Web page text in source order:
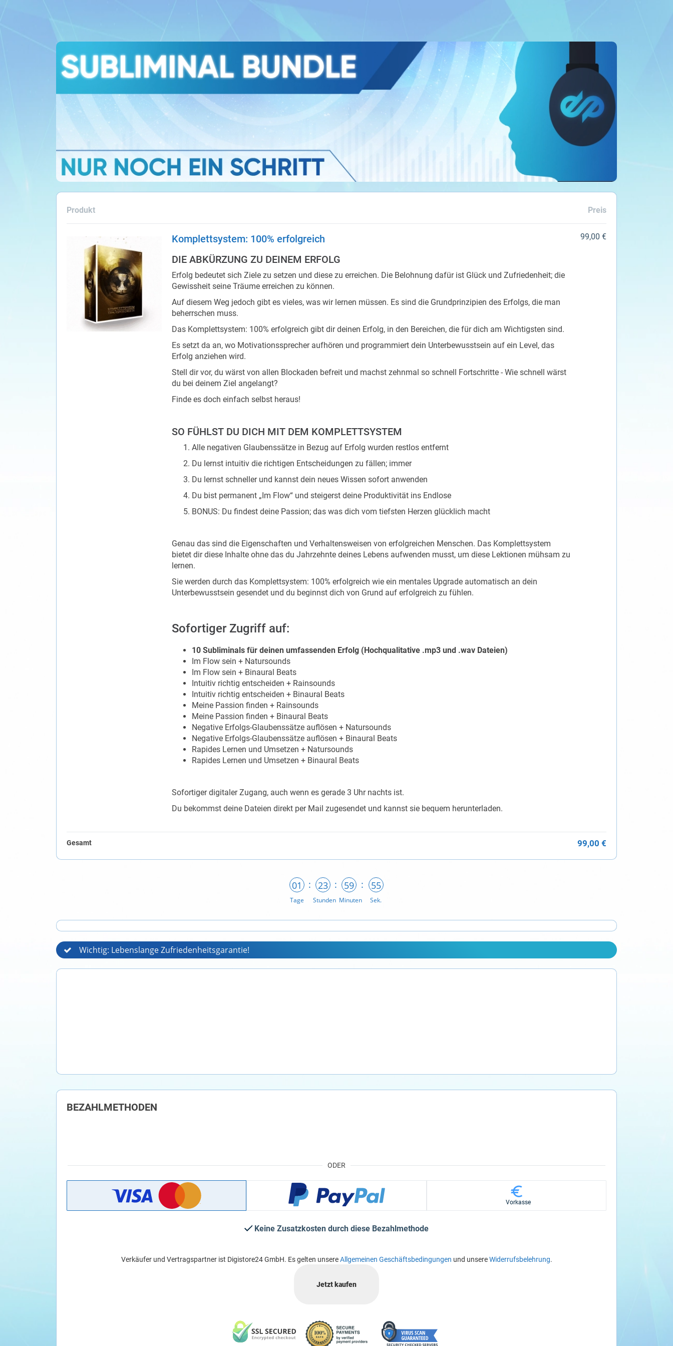
Produkt Preis
Komplettsystem: 100% erfolgreich
DIE ABKÜRZUNG ZU DEINEM ERFOLG
Erfolg bedeutet sich Ziele zu setzen und diese zu erreichen. Die Belohnung dafür ist Glück und Zufriedenheit; die
Gewissheit seine Träume erreichen zu können.
Auf diesem Weg jedoch gibt es vieles, was wir lernen müssen. Es sind die Grundprinzipien des Erfolgs, die man
beherrschen muss.
Das Komplettsystem: 100% erfolgreich gibt dir deinen Erfolg, in den Bereichen, die für dich am Wichtigsten sind.
Es setzt da an, wo Motivationssprecher aufhören und programmiert dein Unterbewusstsein auf ein Level, das
Erfolg anziehen wird.
Stell dir vor, du wärst von allen Blockaden befreit und machst zehnmal so schnell Fortschritte - Wie schnell wärst
du bei deinem Ziel angelangt?
Finde es doch einfach selbst heraus!
SO FÜHLST DU DICH MIT DEM KOMPLETTSYSTEM
Alle negativen Glaubenssätze in Bezug auf Erfolg wurden restlos entfernt
Du lernst intuitiv die richtigen Entscheidungen zu fällen; immer
Du lernst schneller und kannst dein neues Wissen sofort anwenden
Du bist permanent „Im Flow“ und steigerst deine Produktivität ins Endlose
BONUS: Du findest deine Passion; das was dich vom tiefsten Herzen glücklich macht
Genau das sind die Eigenschaften und Verhaltensweisen von erfolgreichen Menschen. Das Komplettsystem
bietet dir diese Inhalte ohne das du Jahrzehnte deines Lebens aufwenden musst, um diese Lektionen mühsam zu
lernen.
Sie werden durch das Komplettsystem: 100% erfolgreich wie ein mentales Upgrade automatisch an dein
Unterbewusstsein gesendet und du beginnst dich von Grund auf erfolgreich zu fühlen.
Sofortiger Zugriff auf:
10 Subliminals für deinen umfassenden Erfolg (Hochqualitative .mp3 und .wav Dateien)
Im Flow sein + Natursounds
Im Flow sein + Binaural Beats
Intuitiv richtig entscheiden + Rainsounds
Intuitiv richtig entscheiden + Binaural Beats
Meine Passion finden + Rainsounds
Meine Passion finden + Binaural Beats
Negative Erfolgs-Glaubenssätze auflösen + Natursounds
Negative Erfolgs-Glaubenssätze auflösen + Binaural Beats
Rapides Lernen und Umsetzen + Natursounds
Rapides Lernen und Umsetzen + Binaural Beats
Sofortiger digitaler Zugang, auch wenn es gerade 3 Uhr nachts ist.
Du bekommst deine Dateien direkt per Mail zugesendet und kannst sie bequem herunterladen.
99,00 €
Gesamt 99,00 €
01 : 23 : 59 : 54
Tage Stunden Minuten Sek.
Wichtig: Lebenslange Zufriedenheitsgarantie!
ODER
BEZAHLMETHODEN
Vorkasse
Keine Zusatzkosten durch diese Bezahlmethode
Verkäufer und Vertragspartner ist Digistore24 GmbH. Es gelten unsereAllgemeinen Geschäftsbedingungen und unsereWiderrufsbelehrung.
Jetzt kaufen